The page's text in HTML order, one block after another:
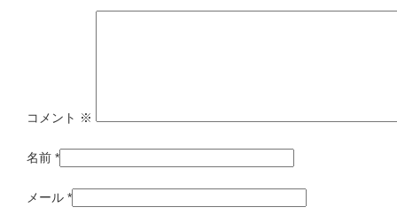
コメント ※
名前 *
メール *